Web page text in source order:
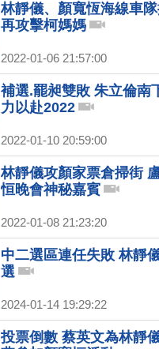
林靜儀、顏寬恆海線車
再攻擊柯媽媽
2022-01-06 21:57:00
補選.罷昶雙敗 朱立倫南
力以赴2022
2022-01-10 20:59:00
林靜儀攻顏家票倉掃街
恒晚會神秘嘉賓
2022-01-08 21:23:20
中二選區連任失敗 林靜
選
2024-01-14 19:29:22
投票倒數 蔡英文為林靜